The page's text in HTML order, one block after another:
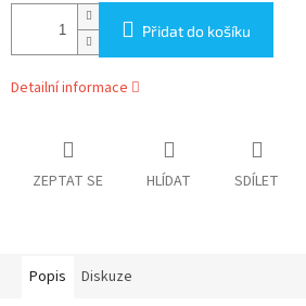
Přidat do košíku
Detailní informace
ZEPTAT SE HLÍDAT SDÍLET
Popis Diskuze